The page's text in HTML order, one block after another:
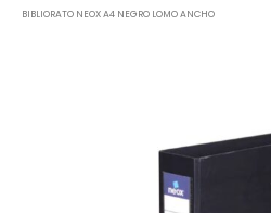
BIBLIORATO NEOX A4 NEGRO LOMO ANCHO